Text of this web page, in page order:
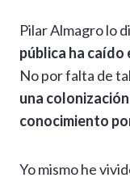
Pilar Almagro lo
pública ha caído
No por falta de
una
conocimiento
Yo mismo he